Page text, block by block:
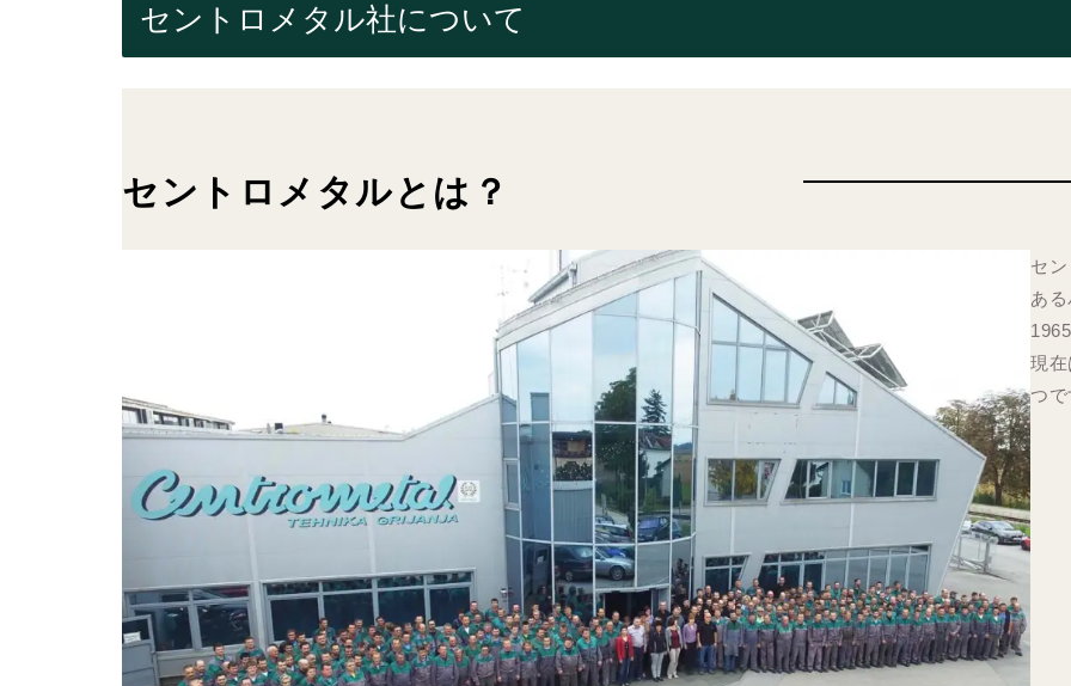
セントロメタル社について
セントロメタルとは？
セ
あ
現
つ